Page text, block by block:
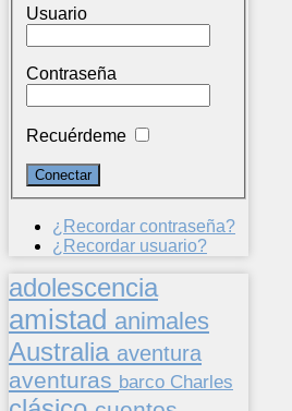
Usuario
Contraseña
Recuérdeme
¿Recordar contraseña?
¿Recordar usuario?
adolescencia
amistad animales
Australia aventura
aventuras barco Charles